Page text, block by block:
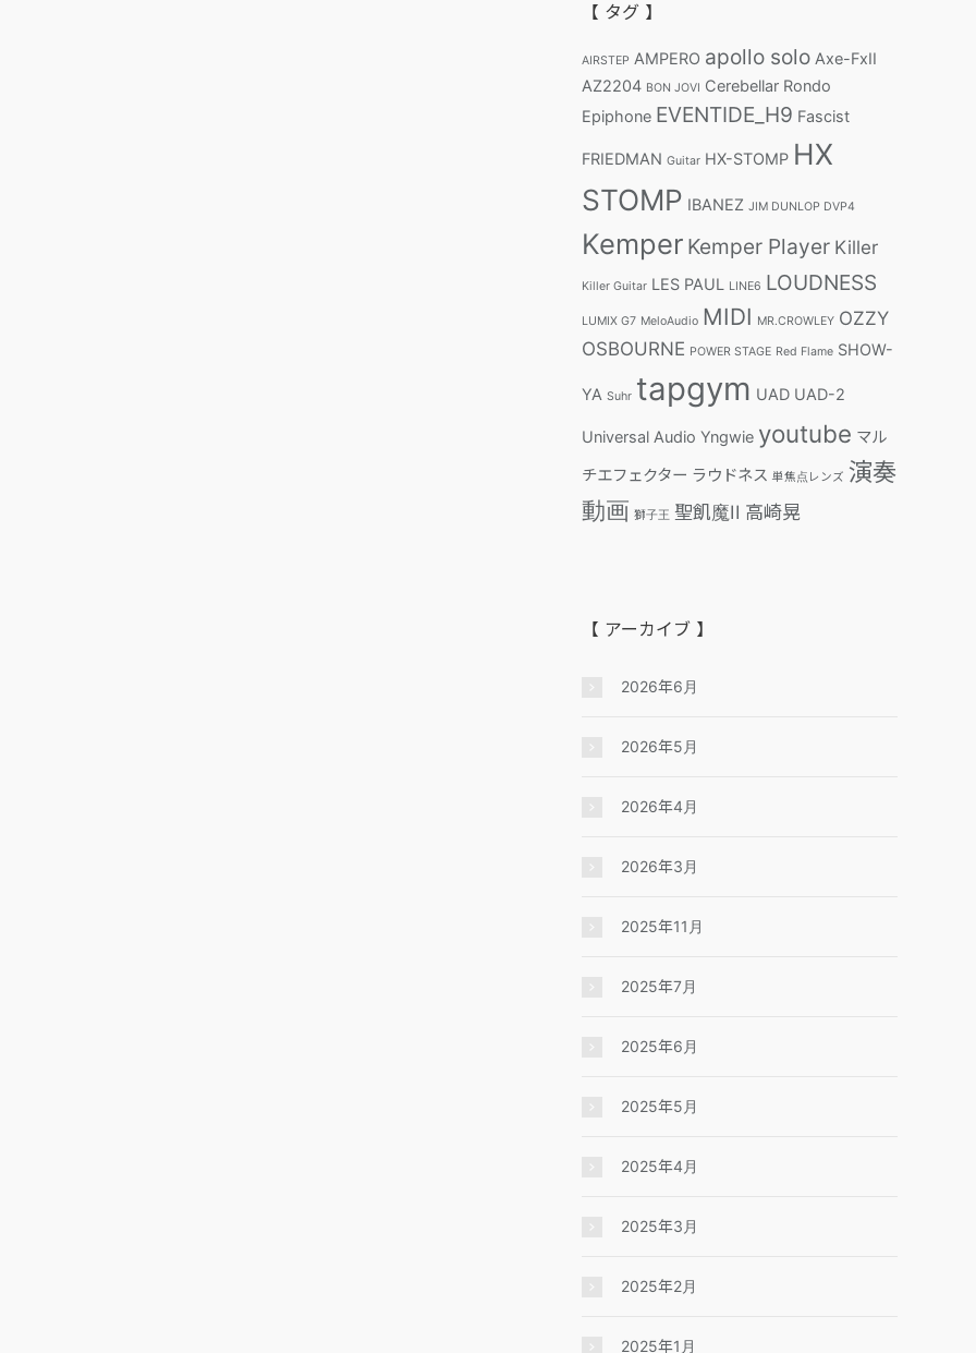
【 タグ 】
AIRSTEP AMPERO apollo solo Axe-FxII
AZ2204 BON JOVI Cerebellar Rondo
Epiphone EVENTIDE_H9 Fascist
FRIEDMAN Guitar HX-STOMP HX
STOMP IBANEZ JIM DUNLOP DVP4
Kemper Kemper Player Killer
Killer Guitar LES PAUL LINE6 LOUDNESS
LUMIX G7 MeloAudio MIDI MR.CROWLEY OZZY
OSBOURNE POWER STAGE Red Flame SHOW-
YA Suhr tapgym UAD UAD-2
Universal Audio Yngwie youtube マル
チエフェクター ラウドネス 単焦点レンズ 演奏
動画 獅子王 聖飢魔II 高崎晃
【 アーカイブ 】
2026年6月
2026年5月
2026年4月
2026年3月
2025年11月
2025年7月
2025年6月
2025年5月
2025年4月
2025年3月
2025年2月
2025年1月